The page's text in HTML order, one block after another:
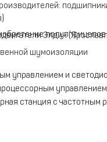
Элдин
шумоизоляции
управлением и
станция с частотным